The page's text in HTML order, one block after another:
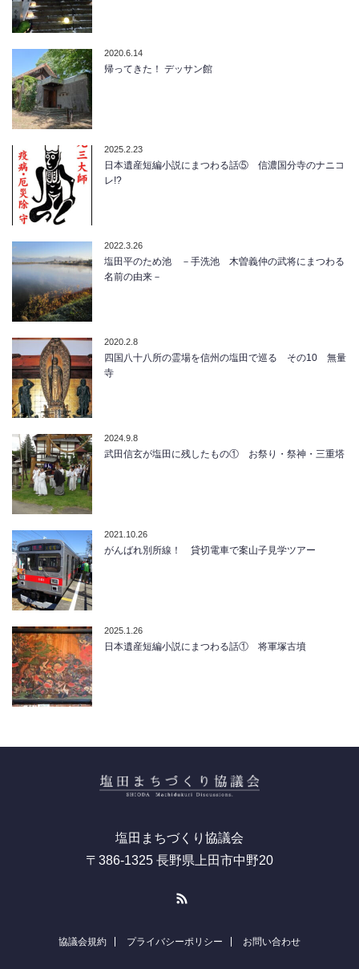
2020.6.14
帰ってきた！ デッサン館
2025.2.23
日本遺産短編小説にまつわる話⑤ 信濃国分寺のナニコ
レ!?
2022.3.26
塩田平のため池 －手洗池 木曽義仲の武将にまつわる
名前の由来－
2020.2.8
四国八十八所の霊場を信州の塩田で巡る その10 無量
寺
2024.9.8
武田信玄が塩田に残したもの① お祭り・祭神・三重塔
2021.10.26
がんばれ別所線！ 貸切電車で案山子見学ツアー
2025.1.26
日本遺産短編小説にまつわる話① 将軍塚古墳
塩田まちづくり協議会
〒386-1325 長野県上田市中野20
協議会規約 プライバシーポリシー お問い合わせ